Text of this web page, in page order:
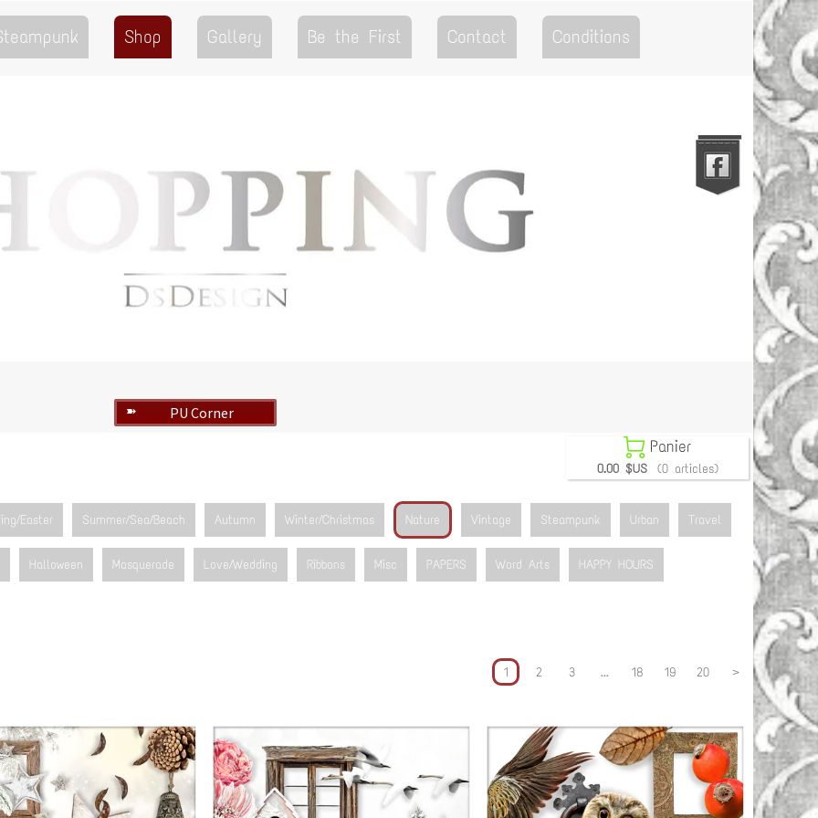
Shop Gallery Be the First Contact Conditions
Go to the Top
➽ PU Corner
 Panier
0.00 $US (0 articles)
Easter Summer/Sea/Beach Autumn Winter/Christmas Nature Vintage Steampunk Urban Travel
Halloween Masquerade Love/Wedding Ribbons Misc PAPERS Word Arts HAPPY HOURS
1 2 3 ... 18 19 20 >